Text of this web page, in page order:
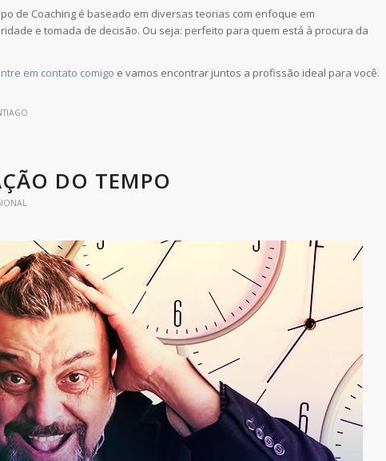
de Coaching é baseado em diversas teorias com enfoque em
e tomada de decisão. Ou seja: perfeito para quem está à procura da
em contato comigo e vamos encontrar juntos a profissão ideal para você.
DO TEMPO